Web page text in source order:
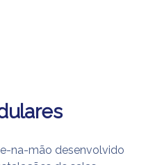
na-mão desenvolvido